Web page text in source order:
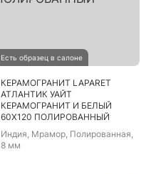
Есть образец в салоне
КЕРАМОГРАНИТ LAPARET
АТЛАНТИК УАЙТ
КЕРАМОГРАНИТ И БЕЛЫЙ
60Х120 ПОЛИРОВАННЫЙ
Индия, Мрамор, Полированная,
8 мм